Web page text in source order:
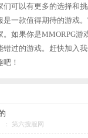
可以有更多的选择和挑
是一款值得期待的游戏
。如果你是MMORPG游
错过的游戏。赶快加入
！
： 第六搜服网